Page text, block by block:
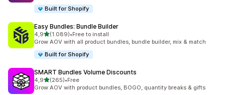
Built for Shopify
Easy Bundles: Bundle Builder
4,95 yıldız üzerinden
(1.089)
toplam 1089 değerlendirme
•Free to install
Grow AOV with all product bundles, bundle builder, mix & match
Built for Shopify
SMART Bundles Volume Discounts
4,95 yıldız üzerinden
(265)
toplam 265 değerlendirme
•Free
Grow AOV with product bundles, BOGO, quantity breaks & gifts